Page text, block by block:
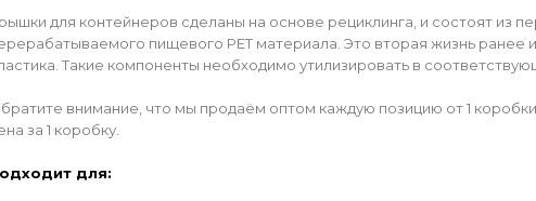
для контейнеров сделаны на основе рециклинга, и состоят из
пищевого PET материала. Это вторая жизнь ранее
Такие компоненты необходимо утилизировать в
внимание, что мы продаём оптом каждую позицию от 1
за 1 коробку.
для: